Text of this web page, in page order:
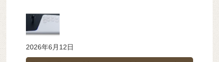
2026年6月12日